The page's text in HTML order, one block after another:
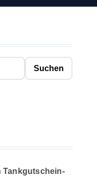
Suchen
Tankgutschein-